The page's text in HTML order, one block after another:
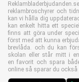
reklambroschyrer och
kan vi hålla dig
kan enkelt hitta ett
finns att göra under
först med att kunna
brevlåda. och du kan
skolan eller står mitt i
en favorit och spara
online så sparar du också